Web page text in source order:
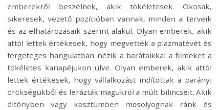
emberekről beszélnek, akik tökéletesek. Okosak,
sikeresek, vezető pozícióban vannak, minden a terveik
és az elhatározásaik szerint alakul. Olyan emberek, akik
attól lettek értékesek, hogy megvették a plazmatévét és
fergeteges hangulatban nézik a barátaikkal a filmeket a
tökéletes kanapéjukon ülve. Olyan emberek, akik attól
lettek értékesek, hogy vállalkozást indítottak a parányi
örökségükből és lerázták magukról a múlt bilincseit. Akik
öltönyben vagy kosztümben mosolyognak ránk és